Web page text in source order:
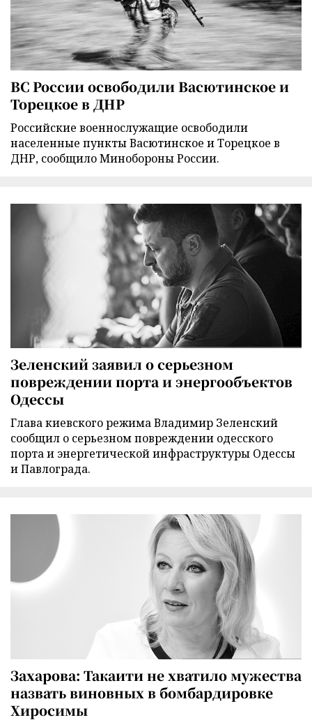
ВС России освободили Васютинское и
Торецкое в ДНР
Российские военнослужащие освободили
населенные пункты Васютинское и Торецкое в
ДНР, сообщило Минобороны России.
Зеленский заявил о серьезном
повреждении порта и энергообъектов
Одессы
Глава киевского режима Владимир Зеленский
сообщил о серьезном повреждении одесского
порта и энергетической инфраструктуры Одессы
и Павлограда.
Захарова: Такаити не хватило мужества
назвать виновных в бомбардировке
Хиросимы